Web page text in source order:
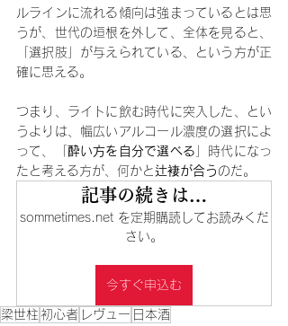
ルラインに流れる傾向は強まっているとは思
うが、世代の垣根を外して、全体を見ると、
「選択肢」が与えられている、という方が正
確に思える。
つまり、ライトに飲む時代に突入した、とい
うよりは、幅広いアルコール濃度の選択によ
って、「 酔い方を自分で選べる 」時代になっ
たと考える方が、何かと辻褄が合う のだ。
記事の続きは…
sommetimes.net を定期購読してお読みくだ
さい。
今すぐ申込む
梁世柱 初心者 レヴュー 日本酒